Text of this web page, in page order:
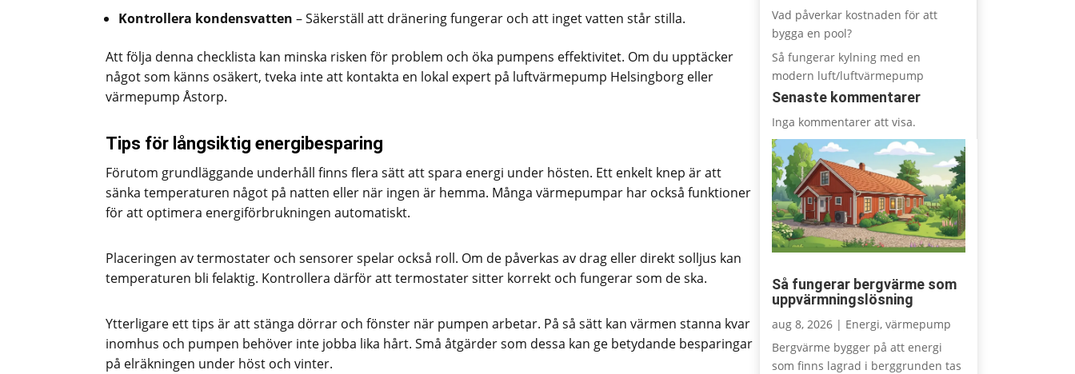
Kontrollera kondensvatten – Säkerställ att dränering fungerar och att inget vatten står stilla.
Att följa denna checklista kan minska risken för problem och öka pumpens effektivitet. Om du upptäcker
något som känns osäkert, tveka inte att kontakta en lokal expert på luftvärmepump Helsingborg eller
värmepump Åstorp.
Tips för långsiktig energibesparing
Förutom grundläggande underhåll finns flera sätt att spara energi under hösten. Ett enkelt knep är att
sänka temperaturen något på natten eller när ingen är hemma. Många värmepumpar har också funktioner
för att optimera energiförbrukningen automatiskt.
Placeringen av termostater och sensorer spelar också roll. Om de påverkas av drag eller direkt solljus kan
temperaturen bli felaktig. Kontrollera därför att termostater sitter korrekt och fungerar som de ska.
Ytterligare ett tips är att stänga dörrar och fönster när pumpen arbetar. På så sätt kan värmen stanna kvar
inomhus och pumpen behöver inte jobba lika hårt. Små åtgärder som dessa kan ge betydande besparingar
på elräkningen under höst och vinter.
Vad påverkar kostnaden för att
bygga en pool?
Så fungerar kylning med en
modern luft/luftvärmepump
Senaste kommentarer
Inga kommentarer att visa.
Så fungerar bergvärme som
uppvärmningslösning
aug 8, 2026| Energi, värmepump
Bergvärme bygger på att energi
som finns lagrad i berggrunden tas